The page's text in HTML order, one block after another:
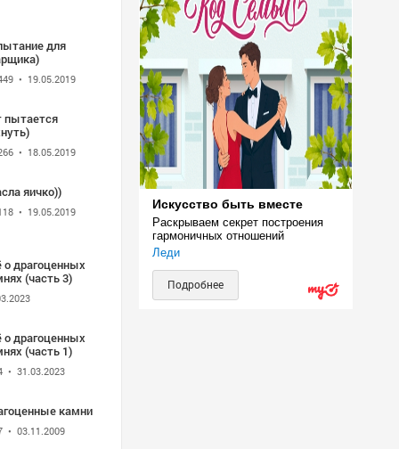
для
• 19.05.2019
пытается
• 18.05.2019
яичко))
• 19.05.2019
о драгоценных
(часть 3)
о драгоценных
(часть 1)
• 31.03.2023
камни
• 03.11.2009
Искусство быть вместе
Раскрываем секрет построения
гармоничных отношений
Леди
Подробнее